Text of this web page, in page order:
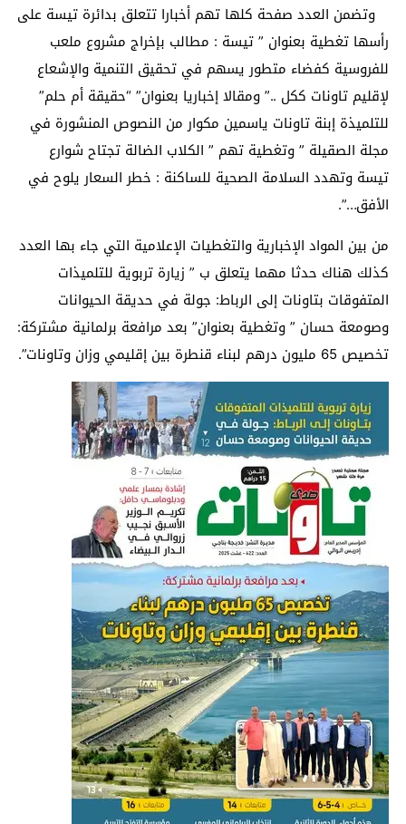
وتضمن العدد صفحة كلها تهم أخبارا تتعلق بدائرة تيسة على
رأسها تغطية بعنوان ” تيسة : مطالب بإخراج مشروع ملعب
للفروسية كفضاء متطور يسهم في تحقيق التنمية والإشعاع
لإقليم تاونات ككل ..” ومقالا إخباريا بعنوان” “حقيقة أم حلم”
للتلميذة إبنة تاونات ياسمين مكوار من النصوص المنشورة في
مجلة الصقيلة ” وتغطية تهم ” الكلاب الضالة تجتاح شوارع
تيسة وتهدد السلامة الصحية للساكنة : خطر السعار يلوح في
الأفق…”.
من بين المواد الإخبارية والتغطيات الإعلامية التي جاء بها العدد
كذلك هناك حدثا مهما يتعلق ب ” زيارة تربوية للتلميذات
المتفوقات بتاونات إلى الرباط: جولة في حديقة الحيوانات
وصومعة حسان ” وتغطية بعنوان” بعد مرافعة برلمانية مشتركة:
تخصيص 65 مليون درهم لبناء قنطرة بين إقليمي وزان وتاونات”.